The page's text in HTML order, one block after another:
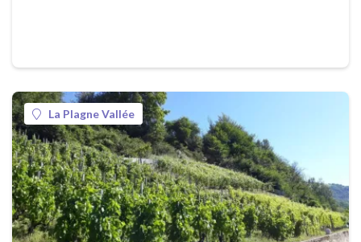
La Plagne Vallée